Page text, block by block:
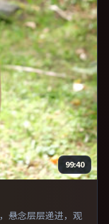
99:40
悬念层层递进，观